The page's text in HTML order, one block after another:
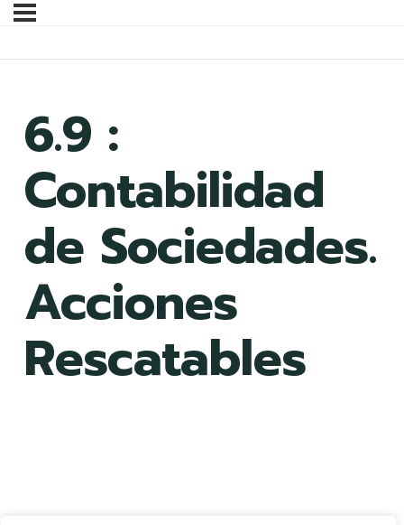
6.9 :
Contabilidad
de Sociedades.
Acciones
Rescatables